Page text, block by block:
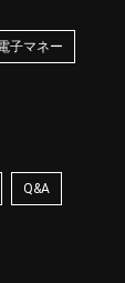
子マネー
Q&A